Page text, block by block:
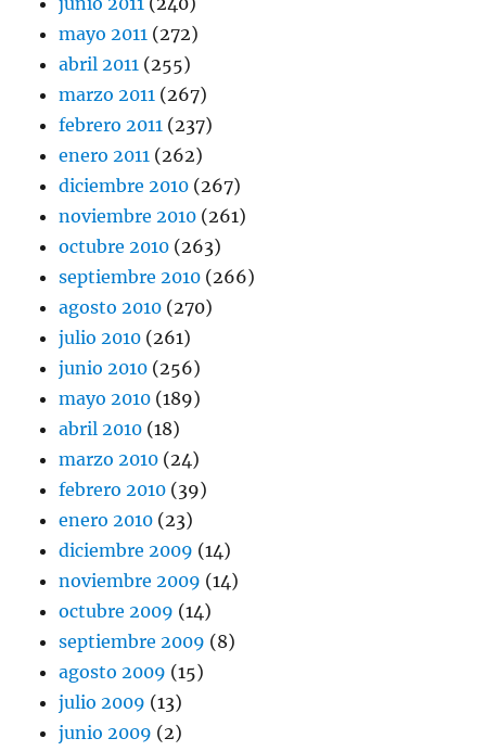
mayo 2011 (272)
abril 2011 (255)
marzo 2011 (267)
febrero 2011 (237)
enero 2011 (262)
diciembre 2010 (267)
noviembre 2010 (261)
octubre 2010 (263)
septiembre 2010 (266)
agosto 2010 (270)
julio 2010 (261)
junio 2010 (256)
mayo 2010 (189)
abril 2010 (18)
marzo 2010 (24)
febrero 2010 (39)
enero 2010 (23)
diciembre 2009 (14)
noviembre 2009 (14)
octubre 2009 (14)
septiembre 2009 (8)
agosto 2009 (15)
julio 2009 (13)
junio 2009 (2)